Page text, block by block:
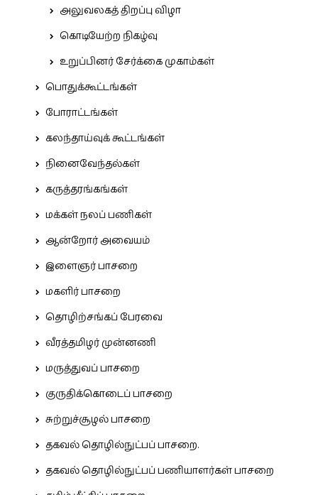
அலுவலகத் திறப்பு விழா
கொடியேற்ற நிகழ்வு
உறுப்பினர் சேர்க்கை முகாம்கள்
பொதுக்கூட்டங்கள்
போராட்டங்கள்
கலந்தாய்வுக் கூட்டங்கள்
நினைவேந்தல்கள்
கருத்தரங்கங்கள்
மக்கள் நலப் பணிகள்
ஆன்றோர் அவையம்
இளைஞர் பாசறை
மகளிர் பாசறை
தொழிற்சங்கப் பேரவை
வீரத்தமிழர் முன்னணி
மருத்துவப் பாசறை
குருதிக்கொடைப் பாசறை
சுற்றுச்சூழல் பாசறை
தகவல் தொழில்நுட்பப் பாசறை.
தகவல் தொழில்நுட்பப் பணியாளர்கள் பாசறை